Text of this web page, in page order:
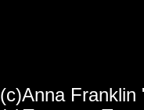
(c)Anna